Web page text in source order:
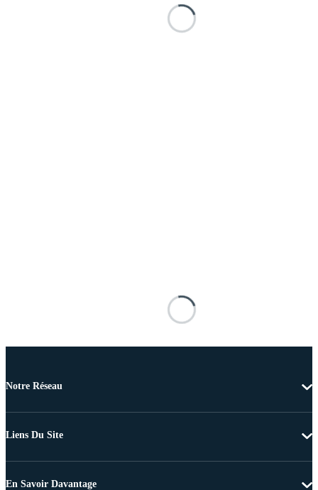
Notre Réseau
Liens Du Site
En Savoir Davantage